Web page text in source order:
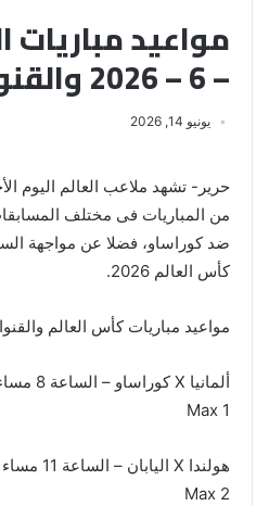
– 6 – 2026 والقنوات الناقلة
يونيو 14, 2026
من المباريات فى مختلف
ضد كوراساو، فضلا عن مواجهة
كأس العالم 2026.
مواعيد مباريات كأس العالم
Max 1
Max 2